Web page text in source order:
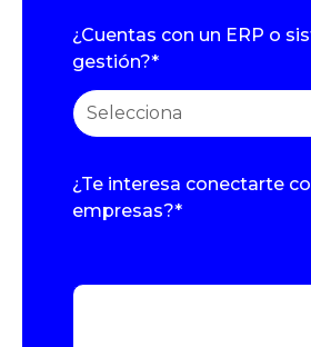
¿Cuentas con un ERP o
gestión?*
¿Te interesa conectarte
empresas?*